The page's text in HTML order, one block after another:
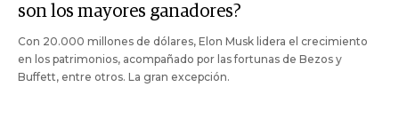
son los mayores ganadores?
Con 20.000 millones de dólares, Elon Musk lidera el crecimiento
en los patrimonios, acompañado por las fortunas de Bezos y
Buffett, entre otros. La gran excepción.